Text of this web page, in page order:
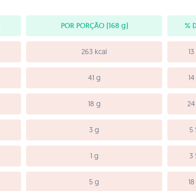
POR PORÇÃO(168 g) %
263 kcal
41 g
18 g
3 g 5
1 g 3
5 g